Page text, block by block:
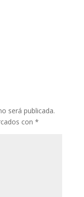
será publicada.
con *